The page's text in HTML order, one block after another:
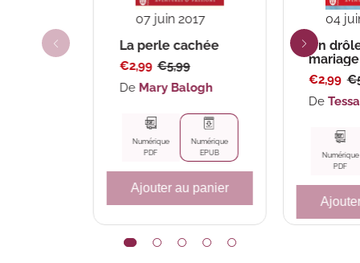
07 juin 2017
La perle cachée
Prix
soldé
€2,99 Prix
habituel
€5,99
De Mary Balogh
Numérique
EPUB
Numérique
PDF
Ajouter au panier
04
Un
mariage
Prix
soldé
€2,99
De
Numérique
PDF